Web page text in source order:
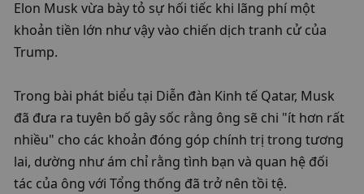
Elon Musk vừa bày tỏ sự hối tiếc khi lãng phí một
khoản tiền lớn như vậy vào chiến dịch tranh cử của
Trump.
Trong bài phát biểu tại Diễn đàn Kinh tế Qatar, Musk
đã đưa ra tuyên bố gây sốc rằng ông sẽ chi "ít hơn rất
nhiều" cho các khoản đóng góp chính trị trong tương
lai, dường như ám chỉ rằng tình bạn và quan hệ đối
tác của ông với Tổng thống đã trở nên tồi tệ.